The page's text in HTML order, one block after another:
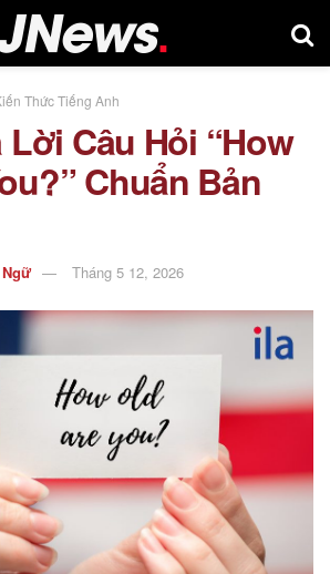
Thức Tiếng Anh
Lời Câu Hỏi “How
Chuẩn Bản
Tháng 5 12, 2026